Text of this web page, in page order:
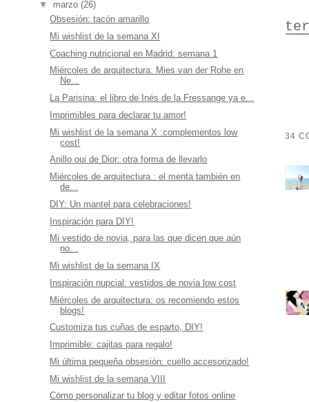
34
▼ marzo (26)
Obsesión: tacón amarillo
Mi wishlist de la semana XI
Coaching nutricional en Madrid: semana 1
Miércoles de arquitectura: Mies van der Rohe en
Ne...
La Parisina: el libro de Inés de la Fressange ya e...
Imprimibles para declarar tu amor!
Mi wishlist de la semana X :complementos low
cost!
Anillo oui de Dior: otra forma de llevarlo
Miércoles de arquitectura.: el menta también en
de...
DIY: Un mantel para celebraciones!
Inspiración para DIY!
Mi vestido de novia, para las que dicen que aún
no...
Mi wishlist de la semana IX
Inspiración nupcial: vestidos de novia low cost
Miércoles de arquitectura: os recomiendo estos
blogs!
Customiza tus cuñas de esparto, DIY!
Imprimible: cajitas para regalo!
Mi última pequeña obsesión: cuello accesorizado!
Mi wishlist de la semana VIII
Cómo personalizar tu blog y editar fotos online